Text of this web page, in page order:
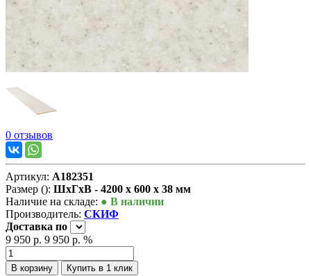
0 отзывов
Артикул: А182351
Размер (): ШxГxВ - 4200 x 600 x 38 мм
Наличие на складе: ● В наличии
Производитель: СКИФ
Доставка по
9 950 р. 9 950 р. %
В корзину Купить в 1 клик